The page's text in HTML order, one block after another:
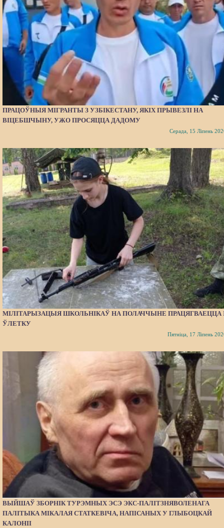
ПРАЦОЎНЫЯ МІГРАНТЫ З УЗБІКЕСТАНУ, ЯКІХ ПРЫВЕЗЛІ НА
ВІЦЕБШЧЫНУ, УЖО ПРОСЯЦЦА ДАДОМУ
Серада, 15 Ліпень
МІЛІТАРЫЗАЦЫЯ ШКОЛЬНІКАЎ НА ПОЛАЧЧЫНЕ ПРАЦЯГВАЕЦЦА
ЎЛЕТКУ
Пятніца, 17 Ліпень
ВЫЙШАЎ ЗБОРНІК ТУРЭМНЫХ ЭСЭ ЭКС-ПАЛІТЗНЯВОЛЕНАГА
ПАЛІТЫКА МІКАЛАЯ СТАТКЕВІЧА, НАПІСАНЫХ У ГЛЫБОЦКАЙ
КАЛОНІІ